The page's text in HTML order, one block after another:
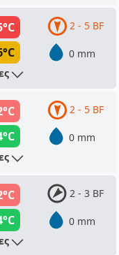
2 - 5 BF
0 mm
2 - 5 BF
0 mm
2 - 3 BF
0 mm